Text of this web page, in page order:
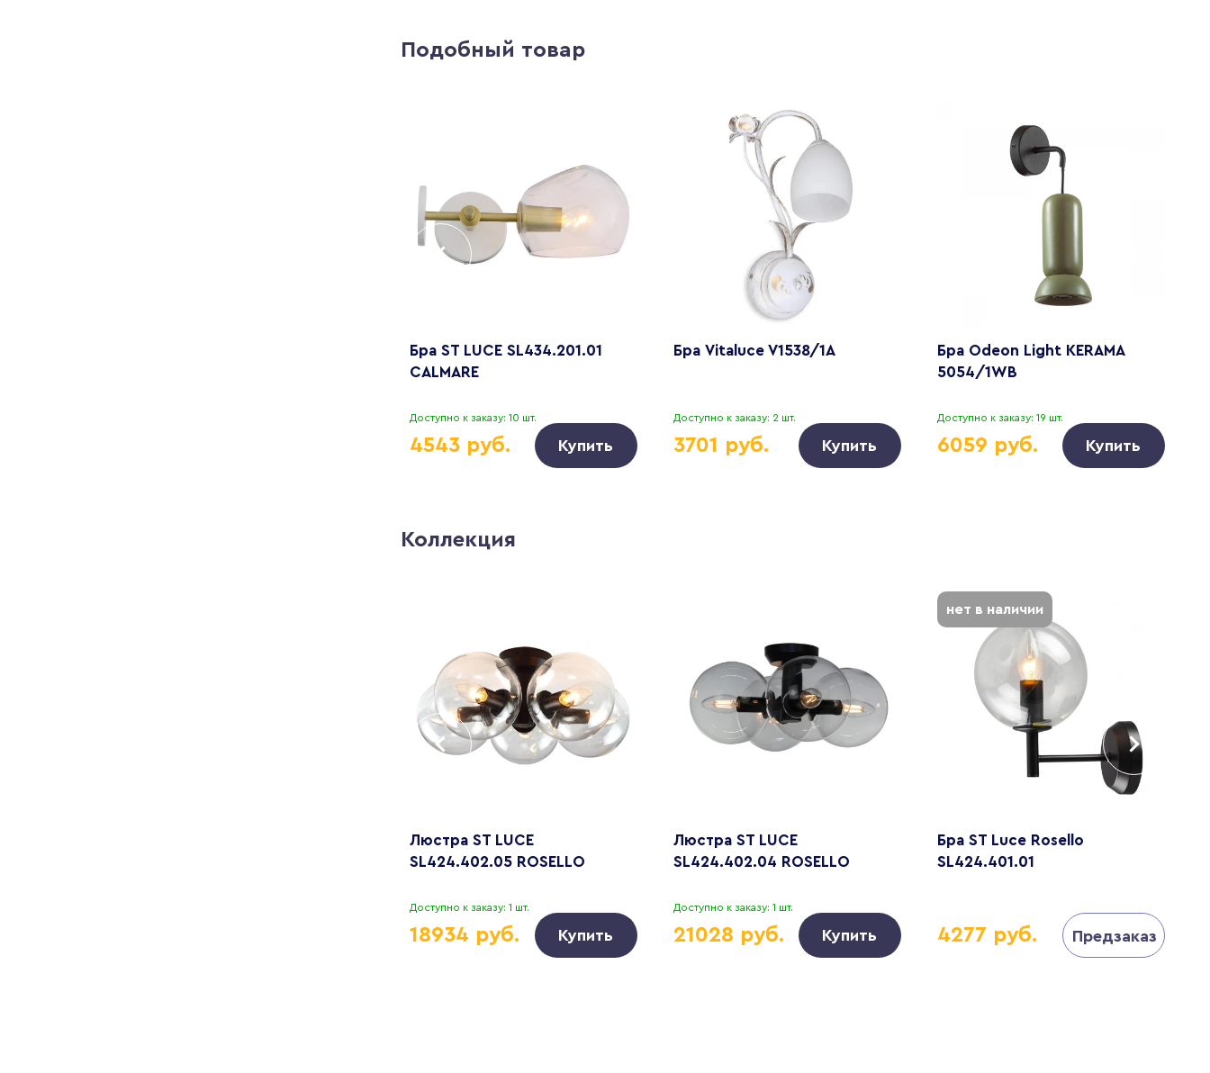
Подобный товар
Бра ST LUCE SL434.201.01
CALMARE
Доступно к заказу: 10 шт.
4543 руб. Купить
Бра Vitaluce V1538/1A
Доступно к заказу: 2 шт.
3701 руб. Купить
Бра Odeon Light KERAMA
5054/1WB
Доступно к заказу: 19 шт.
6059 руб. Купить
Коллекция
Люстра ST LUCE
SL424.402.05 ROSELLO
Доступно к заказу: 1 шт.
18934 руб. Купить
Люстра ST LUCE
SL424.402.04 ROSELLO
Доступно к заказу: 1 шт.
21028 руб. Купить
Бра ST Luce Rosello
SL424.401.01
нет в наличии
4277 руб. Предзаказ